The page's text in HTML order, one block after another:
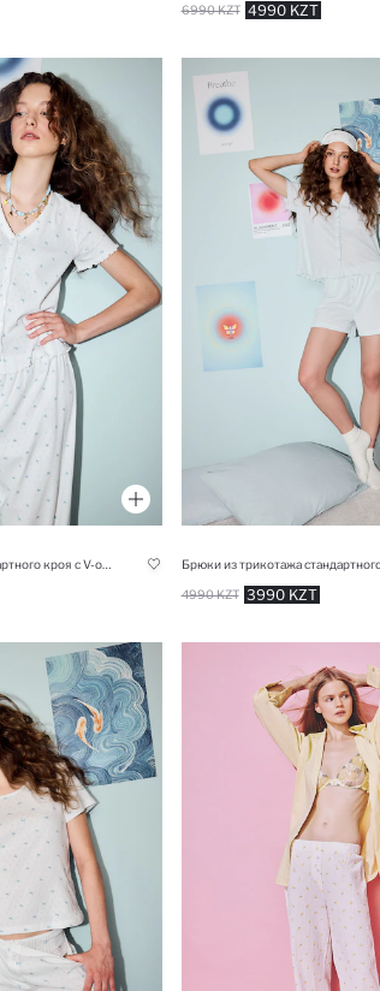
4990 KZT
6990 KZT
3990 KZT
4990 KZT